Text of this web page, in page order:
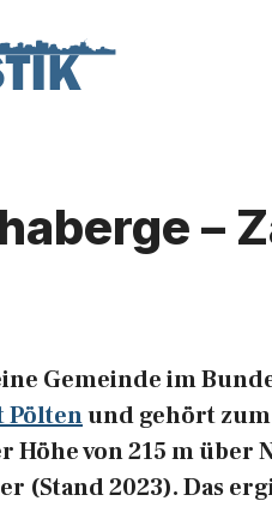
–
Gemeinde im
Pöltenund gehört
von 215 m über
(Stand 2023). Das